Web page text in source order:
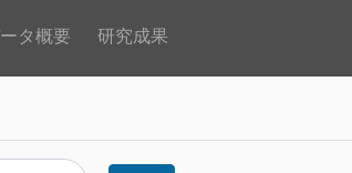
タ概要 研究成果